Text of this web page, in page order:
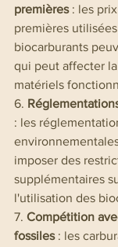
premières : les
premières
biocarburants
qui peut affecter
matériels
6.
: les
imposer des
supplémentaires
l'utilisation des
7. Compétition
fossiles : les